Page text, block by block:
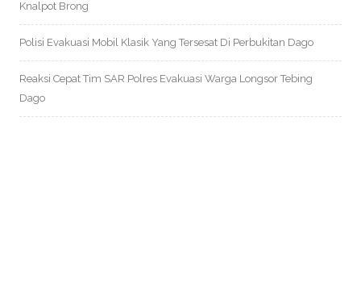
Knalpot Brong
Polisi Evakuasi Mobil Klasik Yang Tersesat Di Perbukitan Dago
Reaksi Cepat Tim SAR Polres Evakuasi Warga Longsor Tebing
Dago